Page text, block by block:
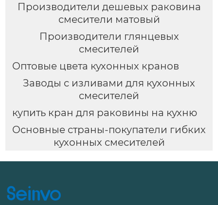
Производители дешевых раковина
смесители матовый
Производители глянцевых
смесителей
Оптовые цвета кухонных кранов
Заводы с изливами для кухонных
смесителей
купить кран для раковины на кухню
Основные страны-покупатели гибких
кухонных смесителей